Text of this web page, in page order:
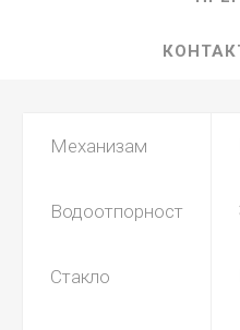
Механизам
Водоотпорност
Стакло